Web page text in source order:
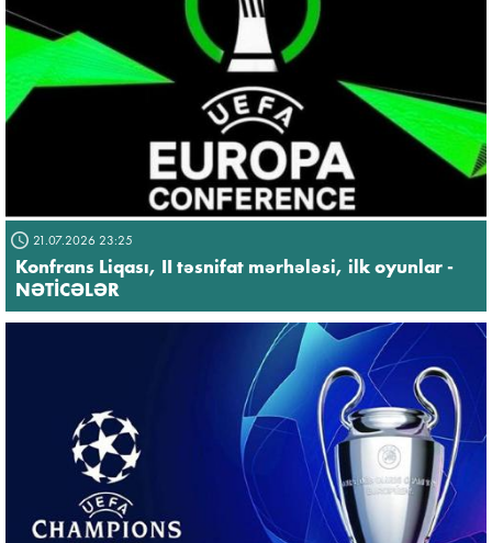
21.07.2026 23:25
Konfrans Liqası, II təsnifat mərhələsi, ilk oyunlar -
NƏTİCƏLƏR